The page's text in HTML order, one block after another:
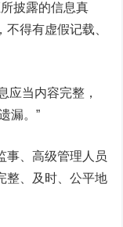
披露的信息真
得有虚假记载、
当内容完整，
漏。”
、高级管理人员
整、及时、公平地